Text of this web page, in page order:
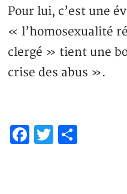
Pour lui, c’est une
« l’homosexualité
clergé » tient une
crise des abus ».
Facebook
Twitter